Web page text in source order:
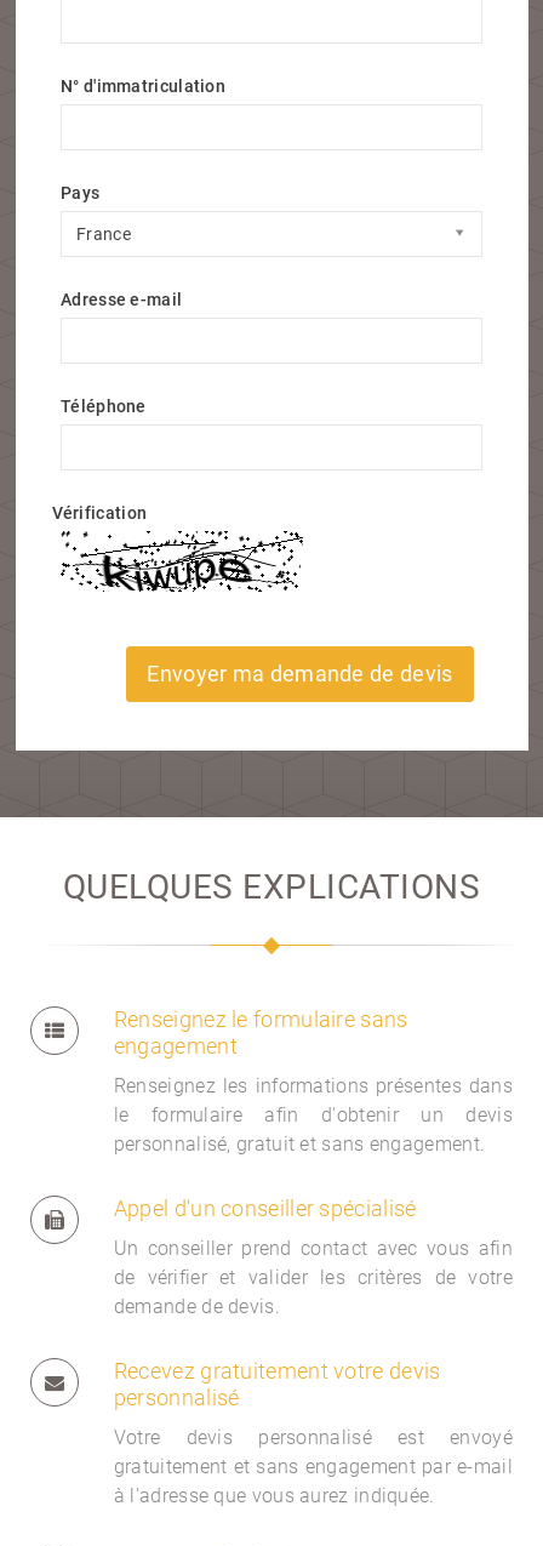
N° d'immatriculation
Pays
France
Pays
Adresse e-mail
Téléphone
Vérification
Envoyer ma demande de devis
QUELQUES EXPLICATIONS
Renseignez le formulaire sans
engagement
Renseignez les informations présentes dans
le formulaire afin d'obtenir un devis
personnalisé, gratuit et sans engagement.
Appel d'un conseiller spécialisé
Un conseiller prend contact avec vous afin
de vérifier et valider les critères de votre
demande de devis.
Recevez gratuitement votre devis
personnalisé
Votre devis personnalisé est envoyé
gratuitement et sans engagement par e-mail
à l'adresse que vous aurez indiquée.